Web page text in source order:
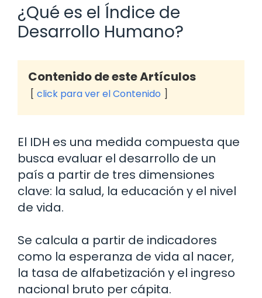
¿Qué es el Índice de
Desarrollo Humano?
Contenido de este Artículos
click para ver el Contenido
El IDH es una medida compuesta que
busca evaluar el desarrollo de un
país a partir de tres dimensiones
clave: la salud, la educación y el nivel
de vida.
Se calcula a partir de indicadores
como la esperanza de vida al nacer,
la tasa de alfabetización y el ingreso
nacional bruto per cápita.